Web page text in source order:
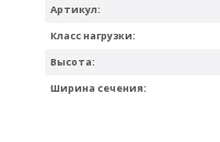
Артикул:
Ширина сечения:
Высота:
Класс нагрузки: